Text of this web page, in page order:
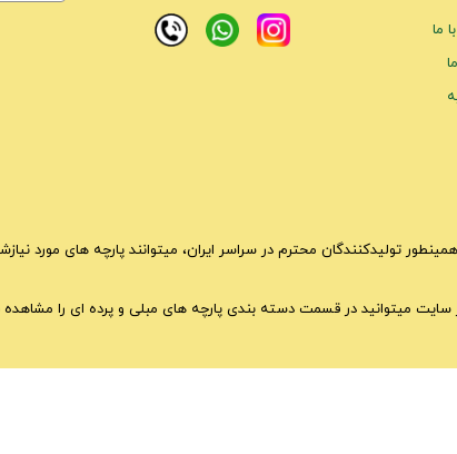
ما
تولیدکنندگان محترم در سراسر ایران، میتوانند پارچه های مورد
سایت میتوانید در قسمت دسته بندی پارچه های مبلی و پرده ای را مشاهده